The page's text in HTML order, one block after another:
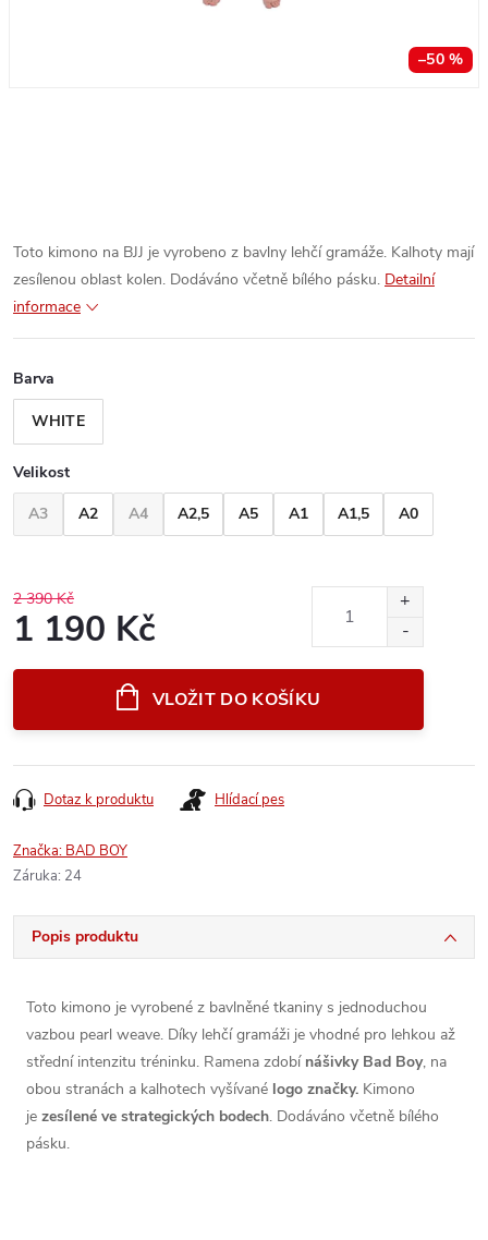
–50 %
Toto kimono na BJJ je vyrobeno z bavlny lehčí gramáže. Kalhoty mají
zesílenou oblast kolen. Dodáváno včetně bílého pásku. Detailní
informace
Barva
WHITE
Velikost
A3
A2 A4 A2,5 A5 A1 A1,5 A0
2 390 Kč
1 190 Kč
VLOŽIT DO KOŠÍKU
Dotaz k produktu Hlídací pes
Značka: BAD BOY
Záruka: 24
Popis produktu
Toto kimono je vyrobené z bavlněné tkaniny s jednoduchou
vazbou pearl weave. Díky lehčí gramáži je vhodné pro lehkou až
střední intenzitu tréninku. Ramena zdobí nášivky Bad Boy, na
obou stranách a kalhotech vyšívané logo značky. Kimono
je zesílené ve strategických bodech. Dodáváno včetně bílého
pásku.